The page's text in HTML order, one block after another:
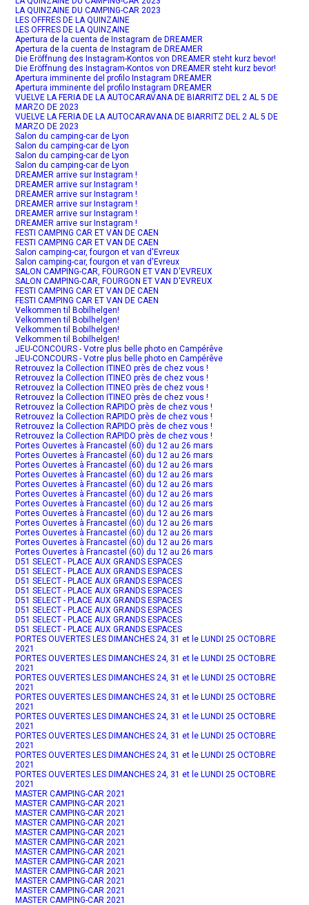
LA QUINZAINE DU CAMPING-CAR 2023
LES OFFRES DE LA QUINZAINE
LES OFFRES DE LA QUINZAINE
Apertura de la cuenta de Instagram de DREAMER
Apertura de la cuenta de Instagram de DREAMER
Die Eröffnung des Instagram-Kontos von DREAMER steht kurz bevor!
Die Eröffnung des Instagram-Kontos von DREAMER steht kurz bevor!
Apertura imminente del profilo Instagram DREAMER
Apertura imminente del profilo Instagram DREAMER
VUELVE LA FERIA DE LA AUTOCARAVANA DE BIARRITZ DEL 2 AL 5 DE
MARZO DE 2023
VUELVE LA FERIA DE LA AUTOCARAVANA DE BIARRITZ DEL 2 AL 5 DE
MARZO DE 2023
Salon du camping-car de Lyon
Salon du camping-car de Lyon
Salon du camping-car de Lyon
Salon du camping-car de Lyon
DREAMER arrive sur Instagram !
DREAMER arrive sur Instagram !
DREAMER arrive sur Instagram !
DREAMER arrive sur Instagram !
DREAMER arrive sur Instagram !
DREAMER arrive sur Instagram !
FESTI CAMPING CAR ET VAN DE CAEN
FESTI CAMPING CAR ET VAN DE CAEN
Salon camping-car, fourgon et van d'Evreux
Salon camping-car, fourgon et van d'Evreux
SALON CAMPING-CAR, FOURGON ET VAN D'EVREUX
SALON CAMPING-CAR, FOURGON ET VAN D'EVREUX
FESTI CAMPING CAR ET VAN DE CAEN
FESTI CAMPING CAR ET VAN DE CAEN
Velkommen til Bobilhelgen!
Velkommen til Bobilhelgen!
Velkommen til Bobilhelgen!
Velkommen til Bobilhelgen!
JEU-CONCOURS - Votre plus belle photo en Campérêve
JEU-CONCOURS - Votre plus belle photo en Campérêve
Retrouvez la Collection ITINEO près de chez vous !
Retrouvez la Collection ITINEO près de chez vous !
Retrouvez la Collection ITINEO près de chez vous !
Retrouvez la Collection ITINEO près de chez vous !
Retrouvez la Collection RAPIDO près de chez vous !
Retrouvez la Collection RAPIDO près de chez vous !
Retrouvez la Collection RAPIDO près de chez vous !
Retrouvez la Collection RAPIDO près de chez vous !
Portes Ouvertes à Francastel (60) du 12 au 26 mars
Portes Ouvertes à Francastel (60) du 12 au 26 mars
Portes Ouvertes à Francastel (60) du 12 au 26 mars
Portes Ouvertes à Francastel (60) du 12 au 26 mars
Portes Ouvertes à Francastel (60) du 12 au 26 mars
Portes Ouvertes à Francastel (60) du 12 au 26 mars
Portes Ouvertes à Francastel (60) du 12 au 26 mars
Portes Ouvertes à Francastel (60) du 12 au 26 mars
Portes Ouvertes à Francastel (60) du 12 au 26 mars
Portes Ouvertes à Francastel (60) du 12 au 26 mars
Portes Ouvertes à Francastel (60) du 12 au 26 mars
Portes Ouvertes à Francastel (60) du 12 au 26 mars
D51 SELECT - PLACE AUX GRANDS ESPACES
D51 SELECT - PLACE AUX GRANDS ESPACES
D51 SELECT - PLACE AUX GRANDS ESPACES
D51 SELECT - PLACE AUX GRANDS ESPACES
D51 SELECT - PLACE AUX GRANDS ESPACES
D51 SELECT - PLACE AUX GRANDS ESPACES
D51 SELECT - PLACE AUX GRANDS ESPACES
D51 SELECT - PLACE AUX GRANDS ESPACES
PORTES OUVERTES LES DIMANCHES 24, 31 et le LUNDI 25 OCTOBRE
2021
PORTES OUVERTES LES DIMANCHES 24, 31 et le LUNDI 25 OCTOBRE
2021
PORTES OUVERTES LES DIMANCHES 24, 31 et le LUNDI 25 OCTOBRE
2021
PORTES OUVERTES LES DIMANCHES 24, 31 et le LUNDI 25 OCTOBRE
2021
PORTES OUVERTES LES DIMANCHES 24, 31 et le LUNDI 25 OCTOBRE
2021
PORTES OUVERTES LES DIMANCHES 24, 31 et le LUNDI 25 OCTOBRE
2021
PORTES OUVERTES LES DIMANCHES 24, 31 et le LUNDI 25 OCTOBRE
2021
PORTES OUVERTES LES DIMANCHES 24, 31 et le LUNDI 25 OCTOBRE
2021
MASTER CAMPING-CAR 2021
MASTER CAMPING-CAR 2021
MASTER CAMPING-CAR 2021
MASTER CAMPING-CAR 2021
MASTER CAMPING-CAR 2021
MASTER CAMPING-CAR 2021
MASTER CAMPING-CAR 2021
MASTER CAMPING-CAR 2021
MASTER CAMPING-CAR 2021
MASTER CAMPING-CAR 2021
MASTER CAMPING-CAR 2021
MASTER CAMPING-CAR 2021